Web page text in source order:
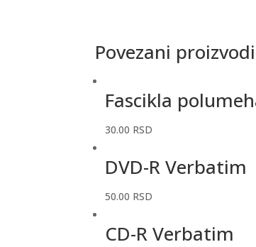
Povezani proizvodi
Fascikla
30.00 RSD
DVD-R Verbatim
50.00 RSD
CD-R Verbatim